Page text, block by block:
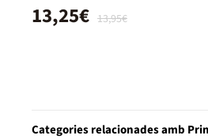
13,95€
13,25€
Categories relacionades amb